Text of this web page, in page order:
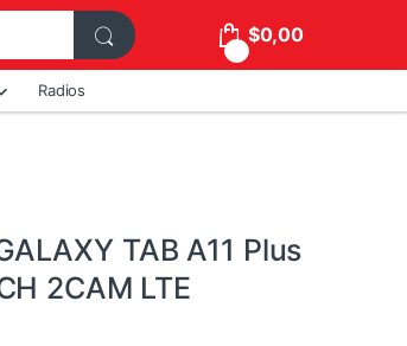
$0,00
Radios
TAB A11 Plus
2CAM LTE